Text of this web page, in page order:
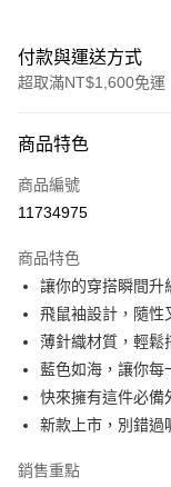
付款與運送方式
超取滿NT$1,600免運
信用卡一次付款
超商取貨付款
Apple Pay
街口支付
Google Pay
大哥付你分期
相關說明
1.本服務由台灣大哥大
AFTEE先享後付
商品特色
商品編號
11734975
商品特色
讓你的穿搭瞬間升
飛鼠袖設計，隨性
薄針織材質，輕鬆
藍色如海，讓你每
快來擁有這件必備
新款上市，別錯過
銷售重點